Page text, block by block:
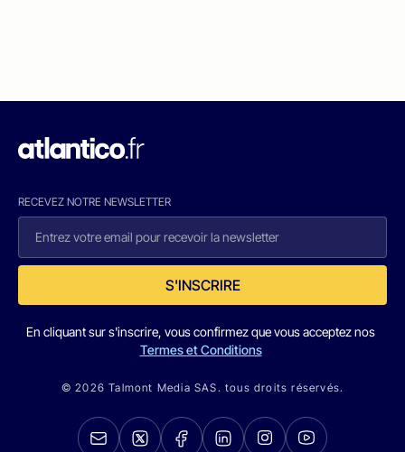
RECEVEZ NOTRE NEWSLETTER
S'INSCRIRE
En cliquant sur s'inscrire, vous confirmez que vous acceptez nos
Termes et Conditions
© 2026 Talmont Media SAS. tous droits réservés.